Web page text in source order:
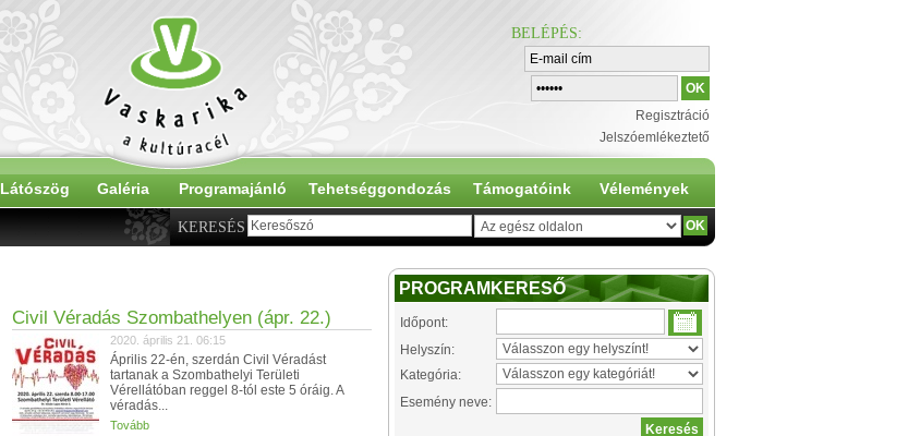
BELÉPÉS:
Regisztráció
Jelszóemlékeztető
Látószög Galéria Programajánló Tehetséggondozás Támogatóink Vélemények
KERESÉS
Civil Véradás Szombathelyen (ápr. 22.)
2020. április 21. 06:15
Április 22-én, szerdán Civil Véradást
tartanak a Szombathelyi Területi
Vérellátóban reggel 8-tól este 5 óráig. A
véradás...
Tovább
PROGRAMKERESŐ
Időpont:
Helyszín:
Kategória:
Esemény neve: